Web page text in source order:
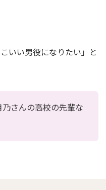
いい男役になりたい」と
さんの高校の先輩な